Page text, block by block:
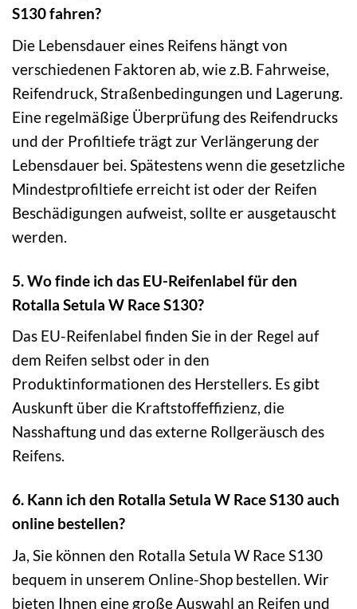
S130 fahren?
Die Lebensdauer eines Reifens hängt von
verschiedenen Faktoren ab, wie z.B. Fahrweise,
Reifendruck, Straßenbedingungen und Lagerung.
Eine regelmäßige Überprüfung des Reifendrucks
und der Profiltiefe trägt zur Verlängerung der
Lebensdauer bei. Spätestens wenn die gesetzliche
Mindestprofiltiefe erreicht ist oder der Reifen
Beschädigungen aufweist, sollte er ausgetauscht
werden.
5. Wo finde ich das EU-Reifenlabel für den
Rotalla Setula W Race S130?
Das EU-Reifenlabel finden Sie in der Regel auf
dem Reifen selbst oder in den
Produktinformationen des Herstellers. Es gibt
Auskunft über die Kraftstoffeffizienz, die
Nasshaftung und das externe Rollgeräusch des
Reifens.
6. Kann ich den Rotalla Setula W Race S130 auch
online bestellen?
Ja, Sie können den Rotalla Setula W Race S130
bequem in unserem Online-Shop bestellen. Wir
bieten Ihnen eine große Auswahl an Reifen und